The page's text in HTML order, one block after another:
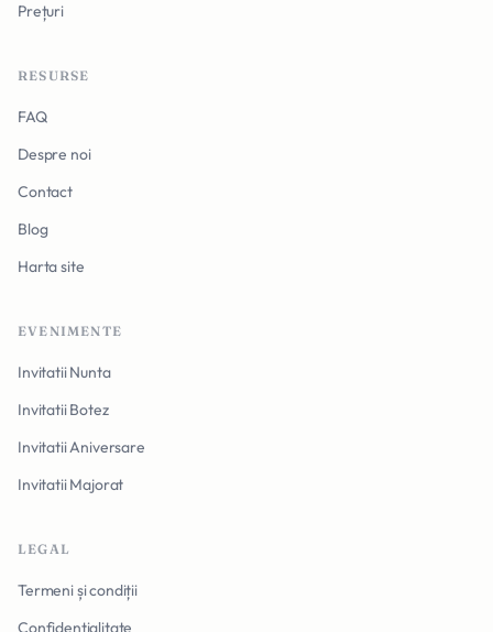
Prețuri
RESURSE
FAQ
Despre noi
Contact
Blog
Harta site
EVENIMENTE
Invitatii Nunta
Invitatii Botez
Invitatii Aniversare
Invitatii Majorat
LEGAL
Termeni și condiții
Confidențialitate